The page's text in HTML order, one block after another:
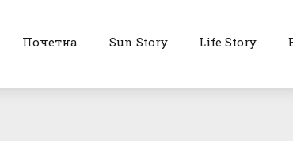
Почетна Sun Story Life Story